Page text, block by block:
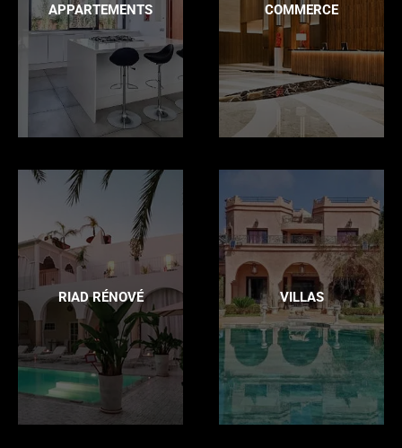
APPARTEMENTS COMMERCE
RIAD RÉNOVÉ VILLAS